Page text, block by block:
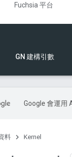
Fuchsia 平台
GN 建構引數
Google 會運用
料 Kernel